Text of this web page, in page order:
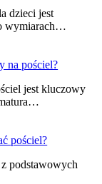
dzieci jest
wymiarach…
na pościel?
jest kluczowy
pościel?
podstawowych